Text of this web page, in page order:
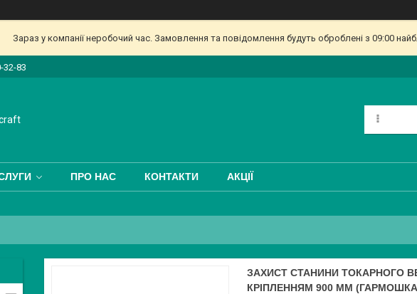
Зараз у компанії неробочий час. Замовлення та повідомлення будуть оброблені з 09:00
32-83
ПРО НАС КОНТАКТИ АКЦІЇ
ЗАХИСТ СТАНИНИ ТОКАРНОГО
КРІПЛЕННЯМ 900 ММ